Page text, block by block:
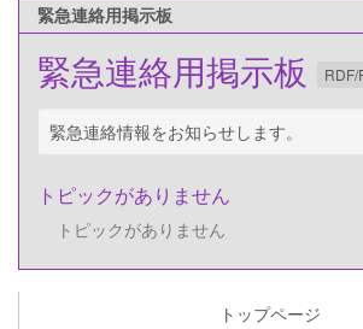
緊急連絡用掲示板
緊急連絡用掲示板 RDF/
緊急連絡情報をお知らせします。
トピックがありません
トピックがありません
トップページ